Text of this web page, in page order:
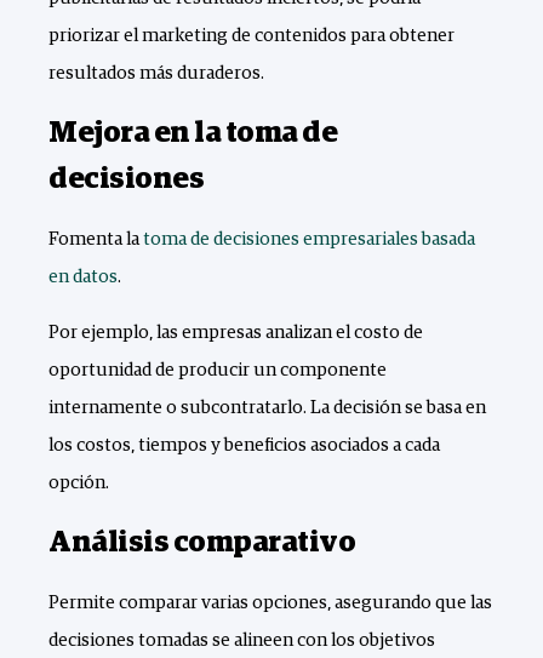
priorizar el marketing de contenidos para obtener
resultados más duraderos.
Mejora en la toma de
decisiones
Fomenta la toma de decisiones empresariales basada
en datos.
Por ejemplo, las empresas analizan el costo de
oportunidad de producir un componente
internamente o subcontratarlo. La decisión se basa en
los costos, tiempos y beneficios asociados a cada
opción.
Análisis comparativo
Permite comparar varias opciones, asegurando que las
decisiones tomadas se alineen con los objetivos